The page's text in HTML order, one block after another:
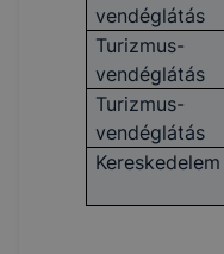
vendéglátás
Turizmus-
vendéglátás
Turizmus-
vendéglátás
Kereskedelem